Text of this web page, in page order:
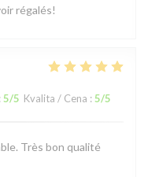
régalés!
5/5 Kvalita / Cena : 5/5
Très bon qualité